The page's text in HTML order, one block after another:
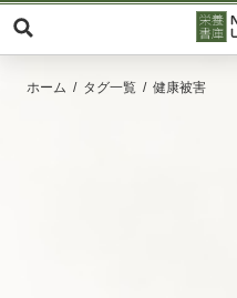
ホーム タグ一覧 健康被害